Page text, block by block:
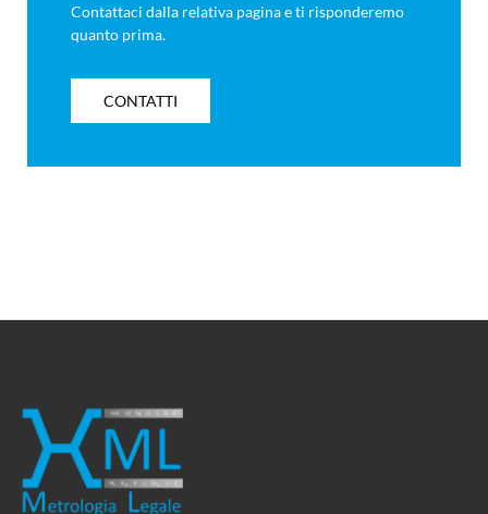
Contattaci dalla relativa pagina e ti risponderemo
quanto prima.
CONTATTI